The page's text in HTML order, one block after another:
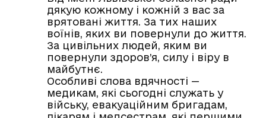
дякую кожному і кожній з вас за
врятовані життя. За тих наших
воїнів, яких ви повернули до життя.
За цивільних людей, яким ви
повернули здоров’я, силу і віру в
майбутнє.
Особливі слова вдячності —
медикам, які сьогодні служать у
війську, евакуаційним бригадам,